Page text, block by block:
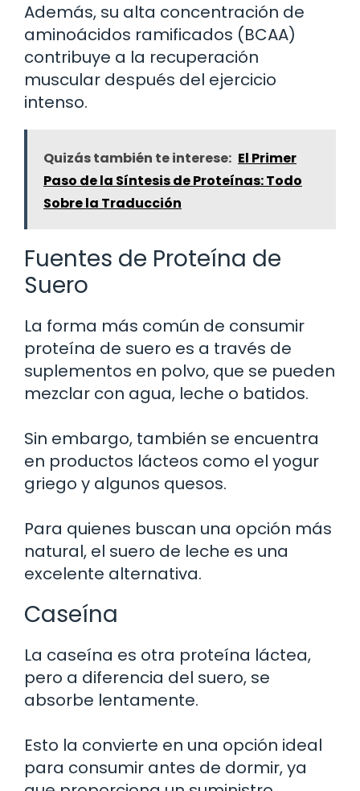
Además, su alta concentración de
aminoácidos ramificados (BCAA)
contribuye a la recuperación
muscular después del ejercicio
intenso.
Quizás también te interese: El Primer
Paso de la Síntesis de Proteínas: Todo
Sobre la Traducción
Fuentes de Proteína de
Suero
La forma más común de consumir
proteína de suero es a través de
suplementos en polvo, que se pueden
mezclar con agua, leche o batidos.
Sin embargo, también se encuentra
en productos lácteos como el yogur
griego y algunos quesos.
Para quienes buscan una opción más
natural, el suero de leche es una
excelente alternativa.
Caseína
La caseína es otra proteína láctea,
pero a diferencia del suero, se
absorbe lentamente.
Esto la convierte en una opción ideal
para consumir antes de dormir, ya